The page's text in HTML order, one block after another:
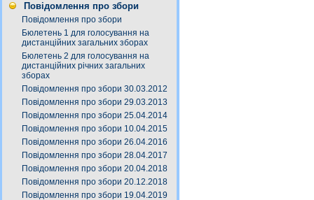
Повідомлення про збори
Повідомлення про збори
Бюлетень 1 для голосування на
дистанційних загальних зборах
Бюлетень 2 для голосування на
дистанційних річних загальних
зборах
Повідомлення про збори 30.03.2012
Повідомлення про збори 29.03.2013
Повідомлення про збори 25.04.2014
Повідомлення про збори 10.04.2015
Повідомлення про збори 26.04.2016
Повідомлення про збори 28.04.2017
Повідомлення про збори 20.04.2018
Повідомлення про збори 20.12.2018
Повідомлення про збори 19.04.2019